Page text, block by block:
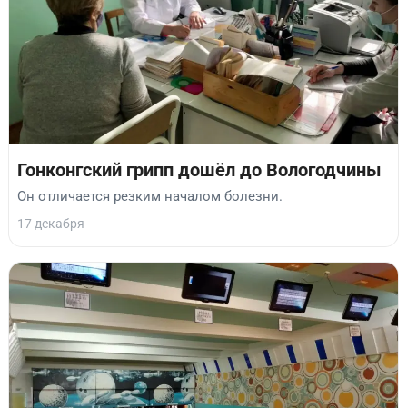
Гонконгский грипп дошёл до Вологодчины
Он отличается резким началом болезни.
17 декабря